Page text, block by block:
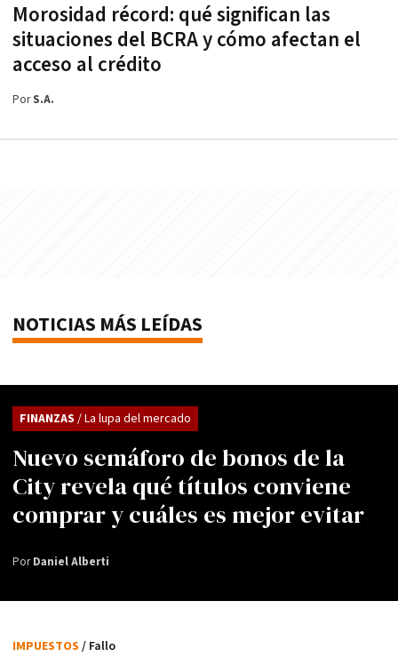
Morosidad récord: qué significan las
situaciones del BCRA y cómo afectan el
acceso al crédito
PorS.A.
NOTICIAS MÁS LEÍDAS
Nuevo semáforo de bonos de la
City revela qué títulos conviene
comprar y cuáles es mejor evitar
FINANZAS / La lupa del mercado
PorDaniel Alberti
IMPUESTOS / Fallo